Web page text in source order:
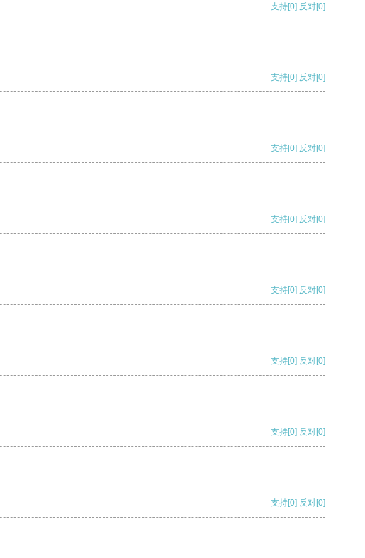
支持[0] 反对[0]
支持[0] 反对[0]
支持[0] 反对[0]
支持[0] 反对[0]
支持[0] 反对[0]
支持[0] 反对[0]
支持[0] 反对[0]
支持[0] 反对[0]